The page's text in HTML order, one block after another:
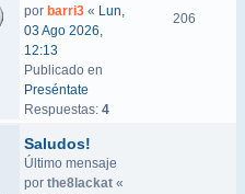
por barri3 « Lun,
03 Ago 2026,
12:13
Publicado en
Preséntate
Respuestas: 4
206
Saludos!
Último mensaje
por the8lackat «